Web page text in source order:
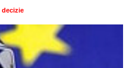
decizie